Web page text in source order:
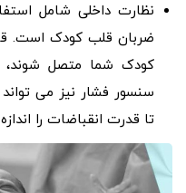
نظارت داخلی شامل
ضربان قلب کودک است.
کودک شما متصل شوند،
سنسور فشار نیز می
تا قدرت انقباضات را